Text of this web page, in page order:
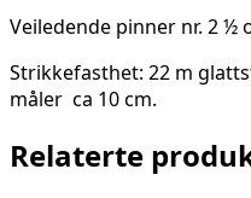
Veiledende pinner nr. 2 ½
Strikkefasthet: 22 m
måler ca 10 cm.
Relaterte